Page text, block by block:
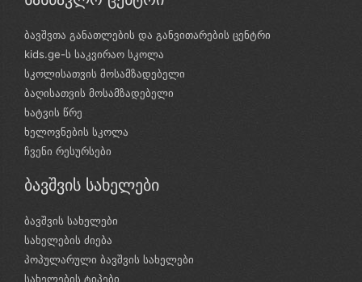
ბავშვთა განათლების და განვითარების ცენტრი
kids.ge-ს საკვირაო სკოლა
სკოლისათვის მოსამზადებელი
ბაღისათვის მოსამზადებელი
ხატვის წრე
ხელოვნების სკოლა
ჩვენი რესურსები
ბავშვის სახელები
ბავშვის სახელები
სახელების ძიება
პოპულარული ბავშვის სახელები
სახელების ტიპები